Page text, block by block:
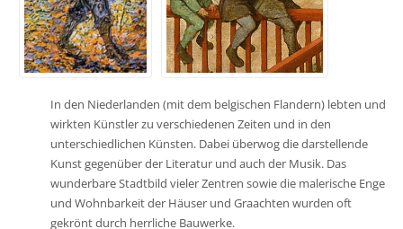
In den Niederlanden (mit dem belgischen Flandern) lebten und
wirkten Künstler zu verschiedenen Zeiten und in den
unterschiedlichen Künsten. Dabei überwog die darstellende
Kunst gegenüber der Literatur und auch der Musik. Das
wunderbare Stadtbild vieler Zentren sowie die malerische Enge
und Wohnbarkeit der Häuser und Graachten wurden oft
gekrönt durch herrliche Bauwerke.